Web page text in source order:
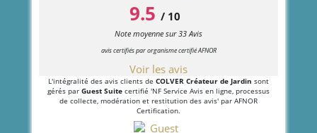
9.5 / 10
Note moyenne sur33Avis
avis certifiés par organisme certifié AFNOR
Voir les avis
L'intégralité des avis clients de COLVER Créateur de Jardin sont
gérés par Guest Suite certifié 'NF Service Avis en ligne, processus
de collecte, modération et restitution des avis' par AFNOR
Certification.